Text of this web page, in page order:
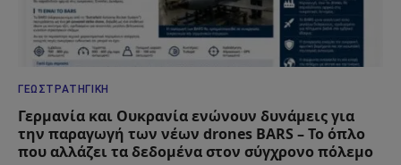
ΓΕΩΣΤΡΑΤΗΓΙΚΉ
Γερμανία και Ουκρανία ενώνουν δυνάμεις για
την παραγωγή των νέων drones BARS – Το όπλο
που αλλάζει τα δεδομένα στον σύγχρονο πόλεμο